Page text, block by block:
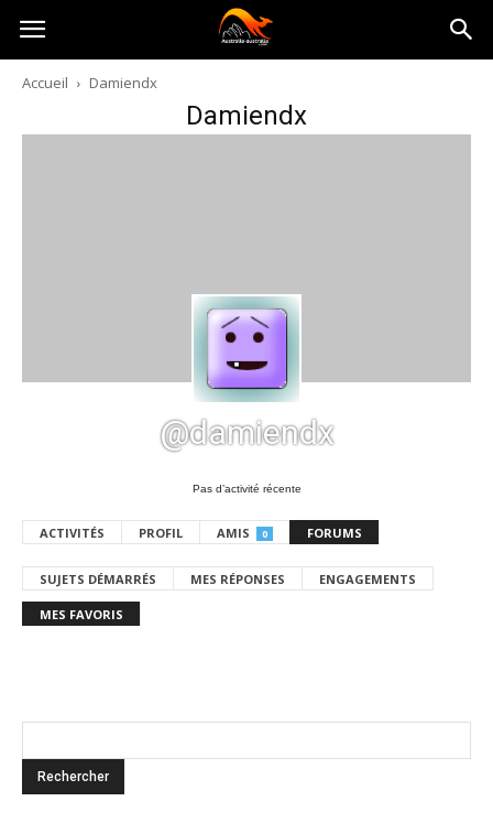
Australia-
australie.com
Accueil Damiendx
Damiendx
@damiendx
Pas d’activité récente
ACTIVITÉS PROFIL AMIS 0 FORUMS
SUJETS DÉMARRÉS MES RÉPONSES ENGAGEMENTS
MES FAVORIS